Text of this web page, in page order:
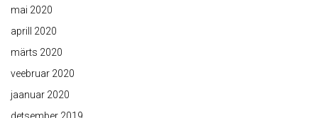
mai 2020
aprill 2020
märts 2020
veebruar 2020
jaanuar 2020